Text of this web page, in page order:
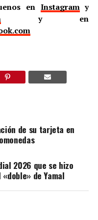
en Instagramy
y en
de su tarjeta en
2026 que se hizo
de Yamal